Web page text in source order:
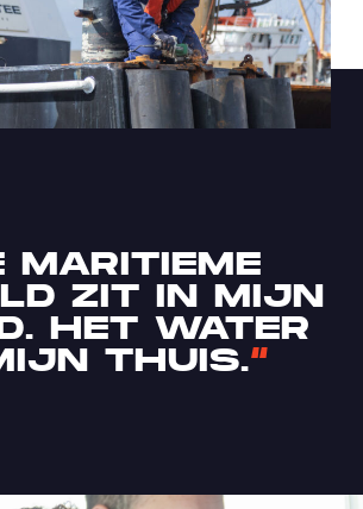
MARITIEME
ZIT IN MIJN
HET WATER
THUIS.“